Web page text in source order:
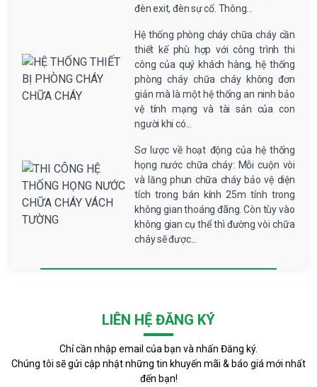
đèn exit, đèn sự cố. Thông...
Hệ thống phòng cháy chữa cháy cần
thiết kế phù hợp với công trình thi
công của quý khách hàng, hệ thống
phòng cháy chữa cháy không đơn
giản mà là một hệ thống an ninh bảo
vệ tính mạng và tài sản của con
người khi có...
Sơ lược về hoạt động của hệ thống
họng nước chữa cháy: Mỗi cuộn vòi
và lăng phun chữa cháy bảo vệ diện
tích trong bán kính 25m tính trong
không gian thoáng đãng. Còn tùy vào
không gian cụ thể thì đường vòi chữa
cháy sẽ được...
LIÊN HỆ ĐĂNG KÝ
Chỉ cần nhập email của bạn và nhấn Đăng ký.
Chúng tôi sẽ gửi cập nhật những tin khuyến mãi & báo giá mới nhất
đến bạn!